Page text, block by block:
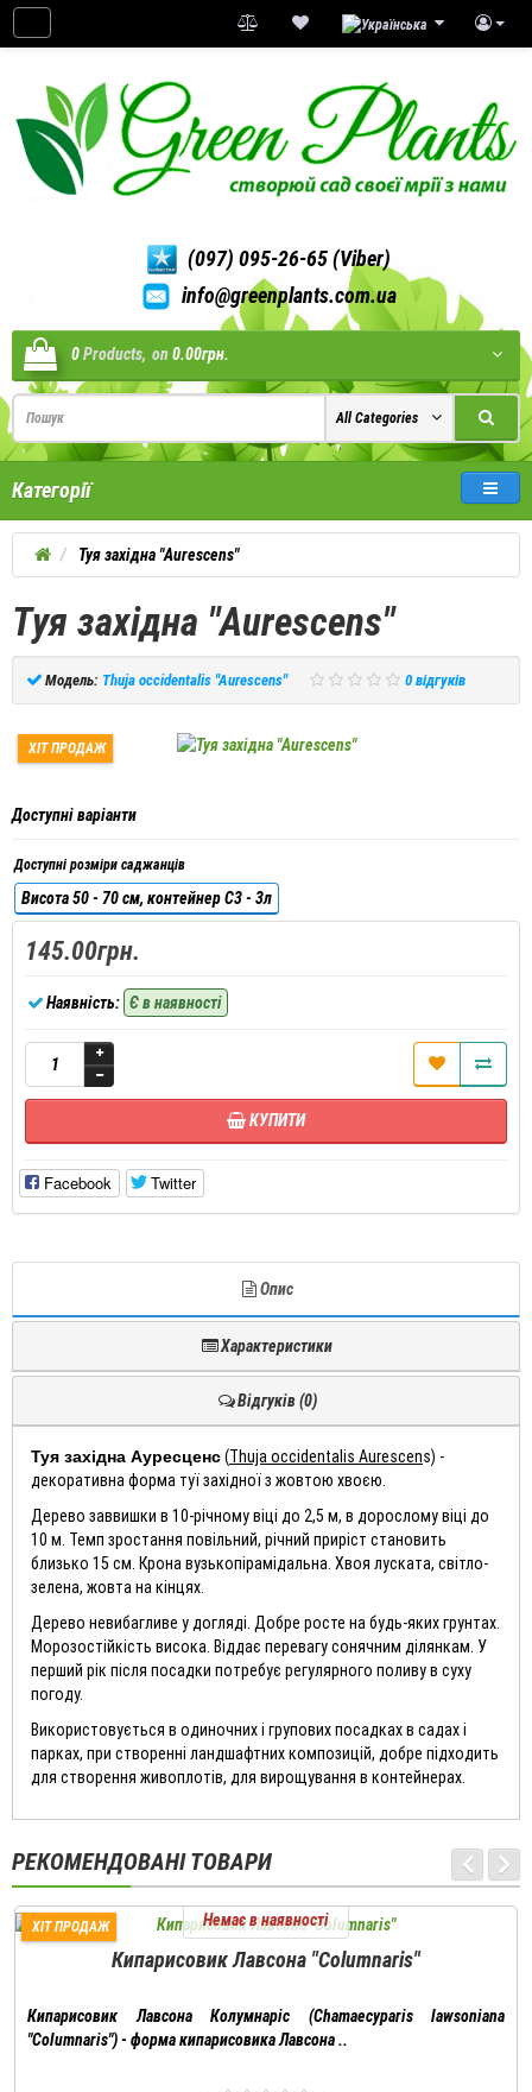
(097) 095-26-65 (Viber)
info@greenplants.com.ua
0Products, on 0.00грн.
All Categories
Категорії
Туя західна "Aurescens"
Туя західна "Aurescens"
Модель: Thuja occidentalis "Aurescens" 0 відгуків
ХІТ ПРОДАЖ
Доступні варіанти
Доступні розміри саджанців
Висота 50 - 70 см, контейнер С3 - 3л
145.00грн.
Наявність: Є в наявності
КУПИТИ
Facebook Twitter
Опис
Характеристики
Відгуків (0)
Туя західна Ауресценс(Thuja occidentalis Aurescens) -
декоративна форма туї західної з жовтою хвоєю.
Дерево заввишки в 10-річному віці до 2,5 м, в дорослому віці до
10 м. Темп зростання повільний, річний приріст становить
близько 15 см. Крона вузькопірамідальна. Хвоя луската, світло-
зелена, жовта на кінцях.
Дерево невибагливе у догляді. Добре росте на будь-яких грунтах.
Морозостійкість висока. Віддає перевагу сонячним ділянкам. У
перший рік після посадки потребує регулярного поливу в суху
погоду.
Використовується в одиночних і групових посадках в садах і
парках, при створенні ландшафтних композицій, добре підходить
для створення живоплотів, для вирощування в контейнерах.
РЕКОМЕНДОВАНІ ТОВАРИ
ХІТ ПРОДАЖ Немає в наявності
Кипарисовик Лавсона "Columnaris"
Кипарисовик Лавсона Колумнаріс (Chamaecyparis lawsoniana
"Columnaris") - форма кипарисовика Лавсона ..